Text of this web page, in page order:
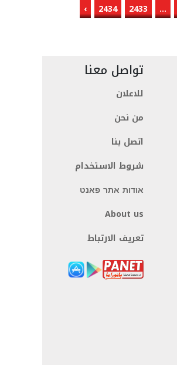
...
2433
2434
›
تواصل معنا
للاعلان
من نحن
اتصل بنا
شروط الاستخدام
אודות אתר פאנט
About us
تعريف الارتباط